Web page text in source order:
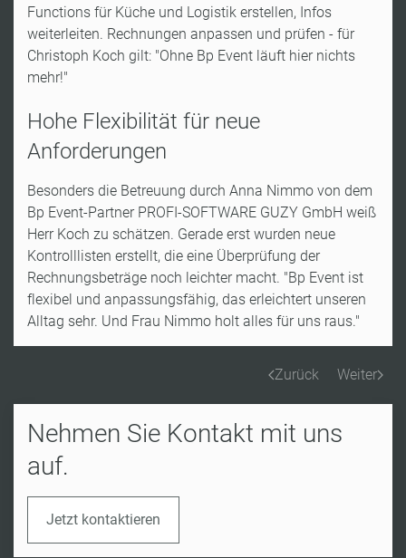
Functions für Küche und Logistik erstellen, Infos
weiterleiten. Rechnungen anpassen und prüfen - für
Christoph Koch gilt: "Ohne Bp Event läuft hier nichts
mehr!"
Hohe Flexibilität für neue
Anforderungen
Besonders die Betreuung durch Anna Nimmo von dem
Bp Event-Partner PROFI-SOFTWARE GUZY GmbH weiß
Herr Koch zu schätzen. Gerade erst wurden neue
Kontrolllisten erstellt, die eine Überprüfung der
Rechnungsbeträge noch leichter macht. "Bp Event ist
flexibel und anpassungsfähig, das erleichtert unseren
Alltag sehr. Und Frau Nimmo holt alles für uns raus."
Zurück Weiter
Nehmen Sie Kontakt mit uns
auf.
Jetzt kontaktieren